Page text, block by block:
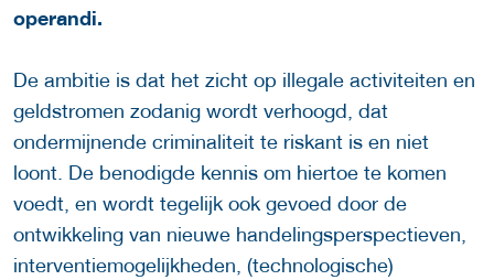
operandi.
De ambitie is dat het zicht op illegale activiteiten en
geldstromen zodanig wordt verhoogd, dat
ondermijnende criminaliteit te riskant is en niet
loont. De benodigde kennis om hiertoe te komen
voedt, en wordt tegelijk ook gevoed door de
ontwikkeling van nieuwe handelingsperspectieven,
interventiemogelijkheden, (technologische)